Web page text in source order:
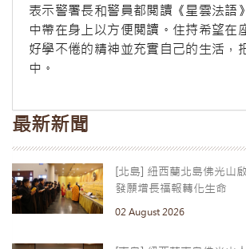
表示警署長和警員都閲讀《星雲法語
中帶在身上以方便閲讀。住持希望在
好學不倦的精神並充實自己的生活，
中。
最新新聞
[北島] 紐西蘭北島佛光山
發願增長福報轉化生命
02 August 2026